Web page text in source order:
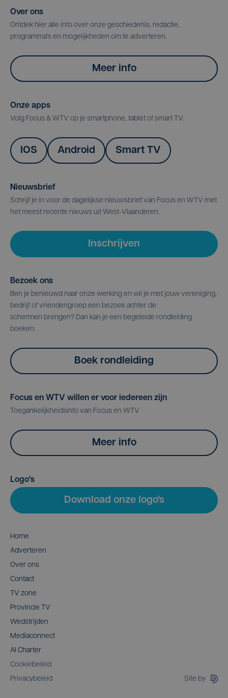
Over ons
Ontdek hier alle info over onze geschiedenis, redactie,
programma's en mogelijkheden om te adverteren.
Meer info
Onze apps
Volg Focus & WTV op je smartphone, tablet of smart TV.
IOS Android Smart TV
Nieuwsbrief
Schrijf je in voor de dagelijkse nieuwsbrief van Focus en WTV met
het meest recente nieuws uit West-Vlaanderen.
Inschrijven
Bezoek ons
Ben je benieuwd naar onze werking en wil je met jouw vereniging,
bedrijf of vriendengroep een bezoek achter de
schermen brengen? Dan kan je een begeleide rondleiding
boeken.
Boek rondleiding
Focus en WTV willen er voor iedereen zijn
Toegankelijkheidsinfo van Focus en WTV
Meer info
Logo's
Download onze logo's
Home
Adverteren
Over ons
Contact
TV zone
Provincie TV
Wedstrijden
Mediaconnect
AI Charter
Cookiebeleid
Privacybeleid
Site by